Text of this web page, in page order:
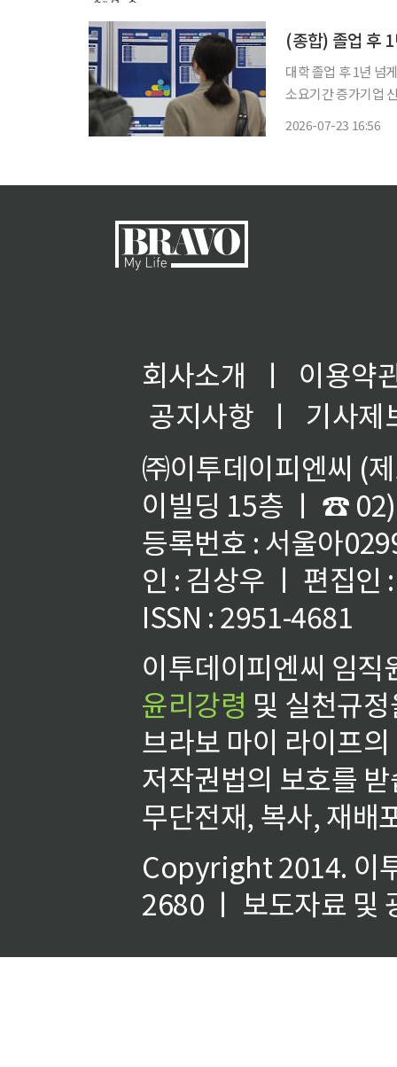
(종합) 졸업 후
대학 졸업 후 1년 넘
소요기간 증가기업 신입 채
2026-07-23 16:56
회사소개 ㅣ
이용약
공지사항
ㅣ
기사제
㈜이투데이피엔씨 (
이빌딩 15층 ㅣ ☎
등록번호 : 서울아
인 : 김상우 ㅣ 편집인
ISSN : 2951-4681
이투데이피엔씨 임
윤리강령 및 실천규
브라보 마이 라이프
저작권법의 보호를
무단전재, 복사, 재배
Copyright 2014. 이
2680 ㅣ 보도자료